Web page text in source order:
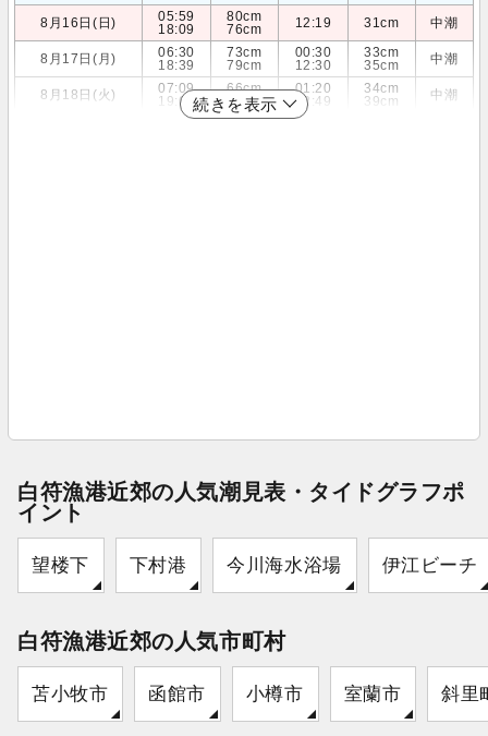
8月16日(日)
05:59
18:09
80cm
76cm
12:19 31cm 中潮
8月17日(月)
06:30
18:39
73cm
79cm
00:30
12:30
33cm
35cm
中潮
8月18日(火)
07:09
19:00
66cm
81cm
01:20
12:49
34cm
39cm
中潮
続きを表示
白符漁港近郊の人気潮見表・タイドグラフポ
イント
望楼下 下村港 今川海水浴場 伊江ビーチ
白符漁港近郊の人気市町村
苫小牧市 函館市 小樽市 室蘭市 斜里